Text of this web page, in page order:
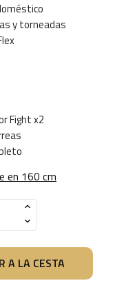
y torneadas
Fight x2
en 160 cm
A LA CESTA